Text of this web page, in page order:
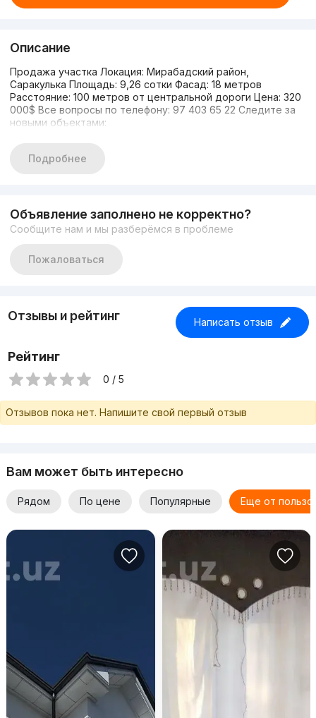
Описание
Продажа участка Локация: Мирабадский район,
Саракулька Площадь: 9,26 сотки Фасад: 18 метров
Расстояние: 100 метров от центральной дороги Цена: 320
000$ Все вопросы по телефону: 97 403 65 22 Следите за
новыми объектами:
Подробнее
Объявление заполнено не корректно?
Сообщите нам и мы разберёмся в проблеме
Пожаловаться
Отзывы и рейтинг Написать отзыв
Рейтинг
0 / 5
Отзывов пока нет. Напишите свой первый отзыв
Вам может быть интересно
Рядом По цене Популярные Еще от